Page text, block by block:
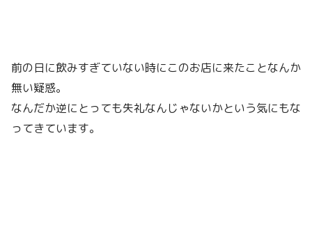
前の日に飲みすぎていない時にこのお店に来たことなんか
無い疑惑。
なんだか逆にとっても失礼なんじゃないかという気にもな
ってきています。